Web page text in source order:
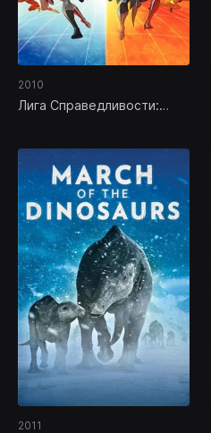
2010
Лига Справедливости:
2011